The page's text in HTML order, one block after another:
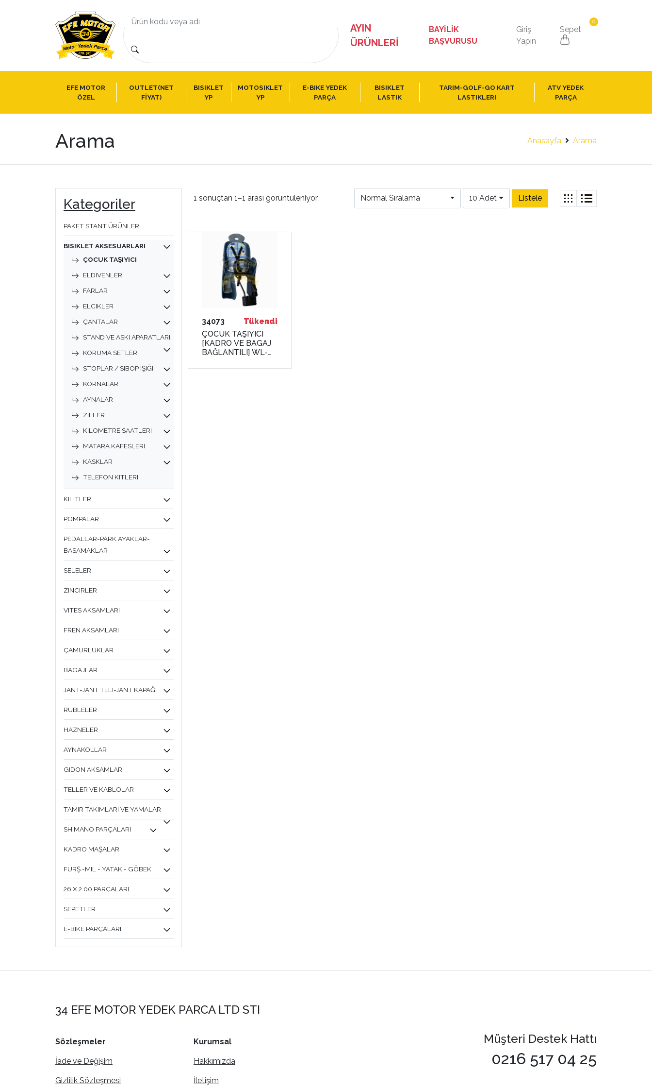
AYIN
ÜRÜNLERI
BAYİLİK
BAŞVURUSU
Giriş
Yapın
Sepet
0
EFE MOTOR
ÖZEL
OUTLET(NET
FİYAT)
BISIKLET
YP
MOTOSIKLET
YP
E-BIKE YEDEK
PARÇA
BISIKLET
LASTIK
TARIM-GOLF-GO KART
LASTIKLERI
ATV YEDEK
PARÇA
Arama Anasayfa Arama
Kategoriler
PAKET STANT ÜRÜNLER
BISIKLET AKSESUARLARI
ÇOCUK TAŞIYICI
ELDIVENLER
FARLAR
ELCIKLER
ÇANTALAR
STAND VE ASKI APARATLARI
KORUMA SETLERI
STOPLAR / SIBOP IŞIĞI
KORNALAR
AYNALAR
ZILLER
KILOMETRE SAATLERI
MATARA KAFESLERI
KASKLAR
TELEFON KITLERI
KILITLER
POMPALAR
PEDALLAR-PARK AYAKLAR-
BASAMAKLAR
SELELER
ZINCIRLER
VITES AKSAMLARI
FREN AKSAMLARI
ÇAMURLUKLAR
BAGAJLAR
JANT-JANT TELI-JANT KAPAĞI
RUBLELER
HAZNELER
AYNAKOLLAR
GIDON AKSAMLARI
TELLER VE KABLOLAR
TAMIR TAKIMLARI VE YAMALAR
SHIMANO PARÇALARI
KADRO MAŞALAR
FURŞ -MIL - YATAK - GÖBEK
26 X 2.00 PARÇALARI
SEPETLER
E-BIKE PARÇALARI
1 sonuçtan 1–1 arası görüntüleniyor Normal Sıralama 10 Adet
34073
Tükendi
ÇOCUK TAŞIYICI
[KADRO VE BAGAJ
BAĞLANTILI] WL-
TAIWAN
34 EFE MOTOR YEDEK PARCA LTD STI
Sözleşmeler
İade ve Değişim
Gizlilik Sözleşmesi
Kurumsal
Hakkımızda
İletişim
Müşteri Destek Hattı
0216 517 04 25